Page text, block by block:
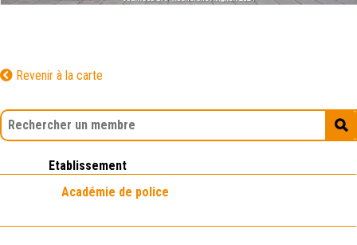
Revenir à la carte
Etablissement
Académie de police